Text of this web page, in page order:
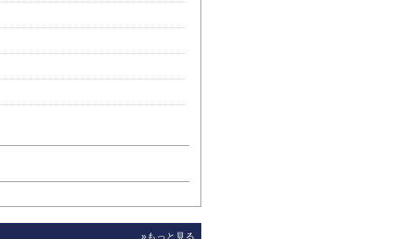
»もっと見る